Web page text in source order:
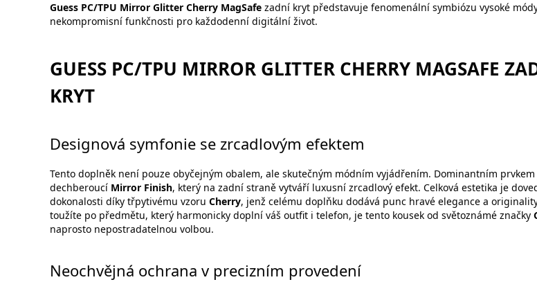
Guess PC/TPU Mirror Glitter Cherry MagSafe zadní kryt představuje fenomenální symbiózu vysoké
nekompromisní funkčnosti pro každodenní digitální život.
GUESS PC/TPU MIRROR GLITTER CHERRY MAGSAFE
KRYT
Designová symfonie se zrcadlovým efektem
Tento doplněk není pouze obyčejným obalem, ale skutečným módním vyjádřením. Dominantním
dechberoucí Mirror Finish, který na zadní straně vytváří luxusní zrcadlový efekt. Celková estetika je
dokonalosti díky třpytivému vzoru Cherry, jenž celému doplňku dodává punc hravé elegance a
toužíte po předmětu, který harmonicky doplní váš outfit i telefon, je tento kousek od světoznámé značky
naprosto nepostradatelnou volbou.
Neochvějná ochrana v precizním provedení